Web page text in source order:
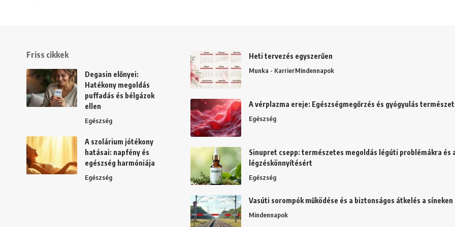
Friss cikkek
Degasin előnyei:
Hatékony megoldás
puffadás és bélgázok
ellen
Egészség
A szolárium jótékony
hatásai: napfény és
egészség harmóniája
Egészség
Heti tervezés egyszerűen
Munka - KarrierMindennapok
A vérplazma ereje: Egészségmegőrzés és gyógyulás
Egészség
Sinupret csepp: természetes megoldás légúti problémákra és
légzéskönnyítésért
Egészség
Vasúti sorompók működése és a biztonságos átkelés a síneken
Mindennapok